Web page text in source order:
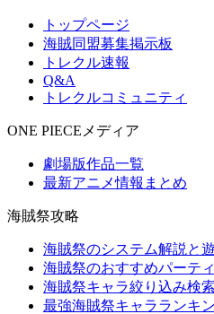
トップページ
海賊同盟募集掲示板
トレクル速報
Q&A
トレクルコミュニティ
ONE PIECEメディア
劇場版作品一覧
最新アニメ情報まとめ
海賊祭攻略
海賊祭のシステム解説と
海賊祭のおすすめパーテ
海賊祭キャラ絞り込み検索
最強海賊祭キャラランキ